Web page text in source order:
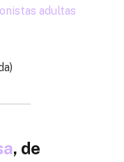
adultas
, de